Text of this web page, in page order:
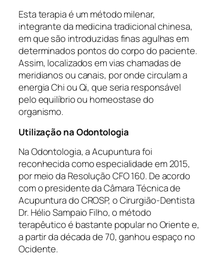
Esta terapia é um método milenar,
integrante da medicina tradicional chinesa,
em que são introduzidas finas agulhas em
determinados pontos do corpo do paciente.
Assim, localizados em vias chamadas de
meridianos ou canais, por onde circulam a
energia Chi ou Qi, que seria responsável
pelo equilíbrio ou homeostase do
organismo.
Utilização na Odontologia
Na Odontologia, a Acupuntura foi
reconhecida como especialidade em 2015,
por meio da Resolução CFO 160. De acordo
com o presidente da Câmara Técnica de
Acupuntura do CROSP, o Cirurgião-Dentista
Dr. Hélio Sampaio Filho, o método
terapêutico é bastante popular no Oriente e,
a partir da década de 70, ganhou espaço no
Ocidente.